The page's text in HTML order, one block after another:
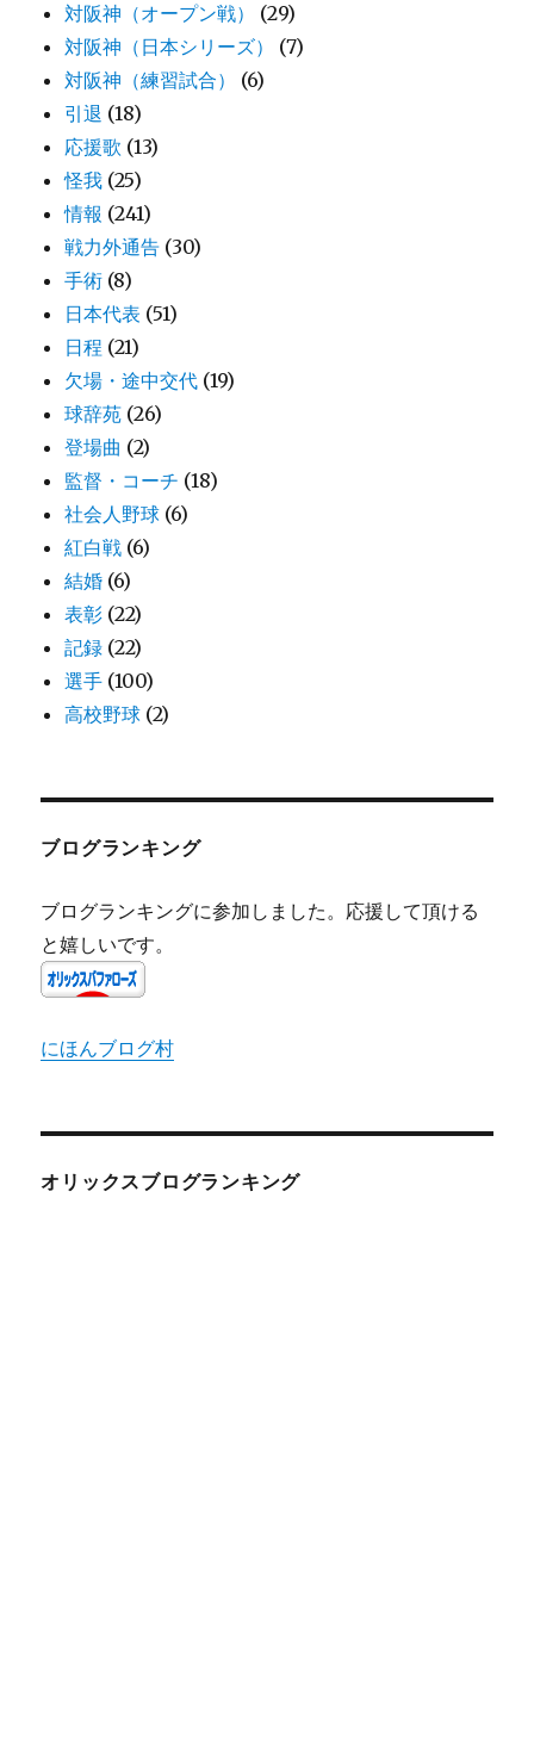
対阪神（オープン戦）
(29)
対阪神（日本シリーズ）
(7)
対阪神（練習試合）
(6)
引退 (18)
応援歌 (13)
怪我 (25)
情報 (241)
戦力外通告 (30)
手術 (8)
日本代表 (51)
日程 (21)
欠場・途中交代 (19)
球辞苑 (26)
登場曲 (2)
監督・コーチ (18)
社会人野球 (6)
紅白戦 (6)
結婚 (6)
表彰 (22)
記録 (22)
選手 (100)
高校野球 (2)
ブログランキング
ブログランキングに参加しました。応援して頂ける
と嬉しいです。
にほんブログ村
オリックスブログランキング